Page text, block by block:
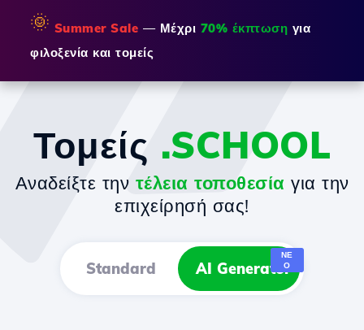
🌞 Summer Sale — Μέχρι 70% έκπτωση για
φιλοξενία και τομείς
Τομείς .SCHOOL
Αναδείξτε την τέλεια τοποθεσία για την
επιχείρησή σας!
Standard AI Generator
ΝΈ
Ο